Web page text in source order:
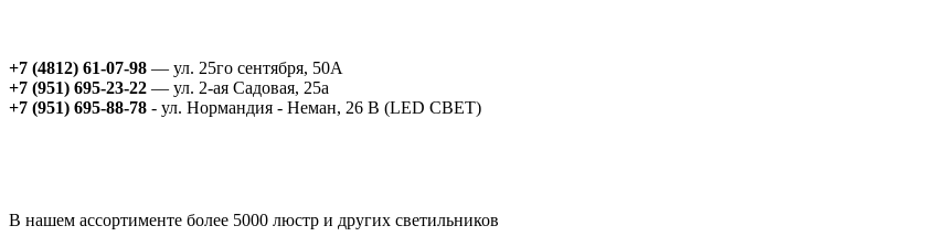
+7 (4812) 61-07-98 — ул. 25го сентября, 50А
+7 (951) 695-23-22 — ул. 2-ая Садовая, 25а
+7 (951) 695-88-78 - ул. Нормандия - Неман, 26 В (LED СВЕТ)
В нашем ассортименте более 5000 люстр и других светильников